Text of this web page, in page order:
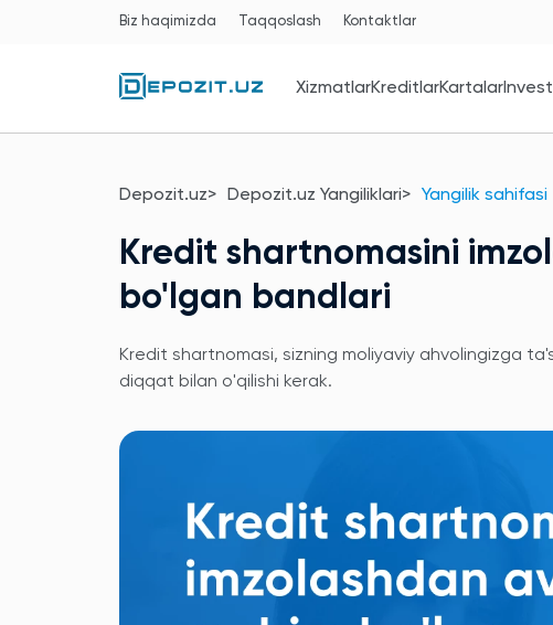
Biz haqimizda Taqqoslash Kontaktlar
XizmatlarKreditlarKartalar
Depozit.uz Depozit.uz Yangiliklari Yangilik sahifasi
Kredit shartnomasini
bo'lgan bandlari
Kredit shartnomasi, sizning moliyaviy ahvolingizga
diqqat bilan o'qilishi kerak.